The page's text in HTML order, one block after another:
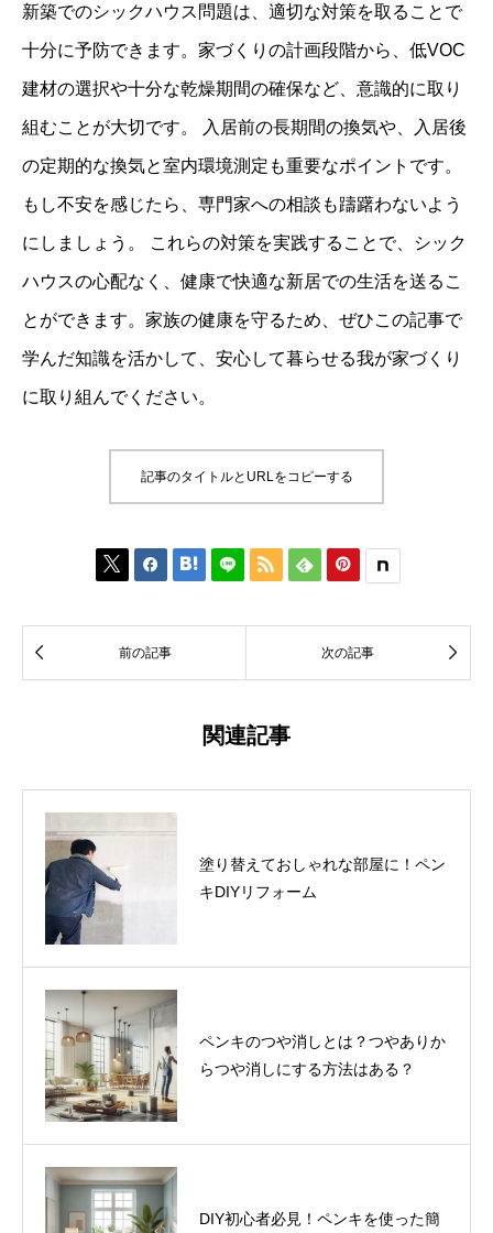
新築でのシックハウス問題は、適切な対策を取ることで
十分に予防できます。家づくりの計画段階から、低VOC
建材の選択や十分な乾燥期間の確保など、意識的に取り
組むことが大切です。 入居前の長期間の換気や、入居後
の定期的な換気と室内環境測定も重要なポイントです。
もし不安を感じたら、専門家への相談も躊躇わないよう
にしましょう。 これらの対策を実践することで、シック
ハウスの心配なく、健康で快適な新居での生活を送るこ
とができます。家族の健康を守るため、ぜひこの記事で
学んだ知識を活かして、安心して暮らせる我が家づくり
に取り組んでください。
記事のタイトルとURLをコピーする
     
 前の記事 次の記事 
関連記事
塗り替えておしゃれな部屋に！ペン
キDIYリフォーム
ペンキのつや消しとは？つやありか
らつや消しにする方法はある？
DIY初心者必見！ペンキを使った簡